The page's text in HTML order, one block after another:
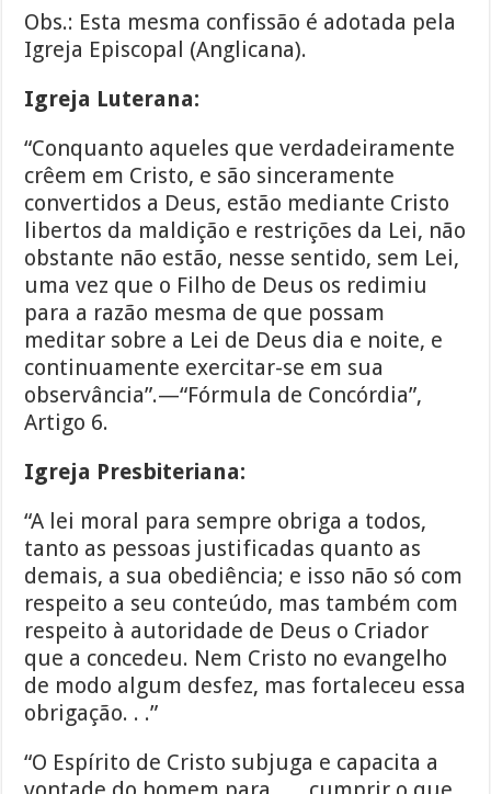
Obs.: Esta mesma confissão é adotada pela
Igreja Episcopal (Anglicana).
Igreja Luterana:
“Conquanto aqueles que verdadeiramente
crêem em Cristo, e são sinceramente
convertidos a Deus, estão mediante Cristo
libertos da maldição e restrições da Lei, não
obstante não estão, nesse sentido, sem Lei,
uma vez que o Filho de Deus os redimiu
para a razão mesma de que possam
meditar sobre a Lei de Deus dia e noite, e
continuamente exercitar-se em sua
observância”.—“Fórmula de Concórdia”,
Artigo 6.
Igreja Presbiteriana:
“A lei moral para sempre obriga a todos,
tanto as pessoas justificadas quanto as
demais, a sua obediência; e isso não só com
respeito a seu conteúdo, mas também com
respeito à autoridade de Deus o Criador
que a concedeu. Nem Cristo no evangelho
de modo algum desfez, mas fortaleceu essa
obrigação. . .”
“O Espírito de Cristo subjuga e capacita a